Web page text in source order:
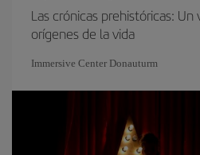
Las crónicas prehistóricas:
orígenes de la vida
Immersive Center Donauturm